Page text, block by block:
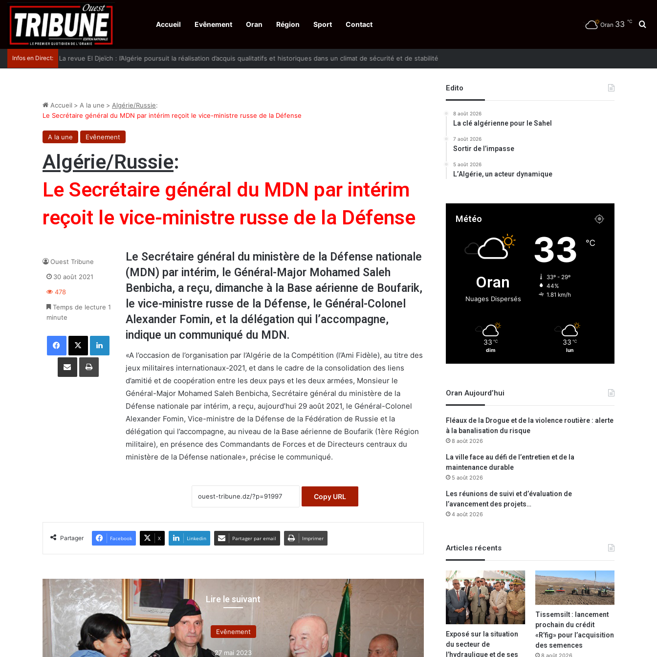
Accueil Evênement Oran Région Sport Contact Oran 33 ℃
Infos en Direct: La revue El Djeïch : l’Algérie poursuit la réalisation d’acquis qualitatifs et historiques dans un climat de sécurité et de stabilité
Accueil > A la une > Algérie/Russie:
Le Secrétaire général du MDN par intérim reçoit le vice-ministre russe de la Défense
A la une Evênement
Algérie/Russie:
Le Secrétaire général du MDN par intérim
reçoit le vice-ministre russe de la Défense
Le Secrétaire général du ministère de la Défense nationale
(MDN) par intérim, le Général-Major Mohamed Saleh
Benbicha, a reçu, dimanche à la Base aérienne de Boufarik,
le vice-ministre russe de la Défense, le Général-Colonel
Alexander Fomin, et la délégation qui l’accompagne,
indique un communiqué du MDN.
«A l’occasion de l’organisation par l’Algérie de la Compétition (l’Ami Fidèle), au titre des
jeux militaires internationaux-2021, et dans le cadre de la consolidation des liens
d’amitié et de coopération entre les deux pays et les deux armées, Monsieur le
Général-Major Mohamed Saleh Benbicha, Secrétaire général du ministère de la
Défense nationale par intérim, a reçu, aujourd’hui 29 août 2021, le Général-Colonel
Alexander Fomin, Vice-ministre de la Défense de la Fédération de Russie et la
délégation qui l’accompagne, au niveau de la Base aérienne de Boufarik (1ère Région
militaire), en présence des Commandants de Forces et de Directeurs centraux du
ministère de la Défense nationale», précise le communiqué.
Copy URL
Ouest Tribune
30 août 2021
478
Temps de lecture 1
minute
Facebook X Linkedin
Partager par email Imprimer
Partager Facebook X Linkedin Partager par email Imprimer
Lire le suivant
Evênement
27 mai 2023
A la une
Edito
8 août 2026
La clé algérienne pour le Sahel
7 août 2026
Sortir de l’impasse
5 août 2026
L’Algérie, un acteur dynamique
Météo
Oran
Nuages Dispersés
33 ℃
33º - 29º
44%
1.81 km/h
33 ℃
dim
33 ℃
lun
Oran Aujourd’hui
Fléaux de la Drogue et de la violence routière : alerte
à la banalisation du risque
8 août 2026
La ville face au défi de l’entretien et de la
maintenance durable
5 août 2026
Les réunions de suivi et d’évaluation de
l’avancement des projets…
4 août 2026
Articles récents
Exposé sur la situation
du secteur de
l’hydraulique et de ses
Tissemsilt : lancement
prochain du crédit
«R’fig» pour l’acquisition
des semences
8 août 2026